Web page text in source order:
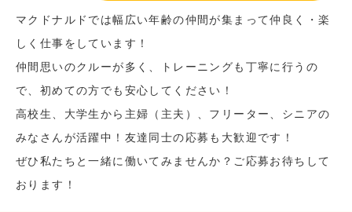
マクドナルドでは幅広い年齢の仲間が集まって仲良く・楽
しく仕事をしています！
仲間思いのクルーが多く、トレーニングも丁寧に行うの
で、初めての方でも安心してください！
高校生、大学生から主婦（主夫）、フリーター、シニアの
みなさんが活躍中！友達同士の応募も大歓迎です！
ぜひ私たちと一緒に働いてみませんか？ご応募お待ちして
おります！